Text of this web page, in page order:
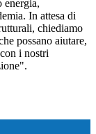
energia,
In attesa di
chiediamo
possano aiutare,
i nostri